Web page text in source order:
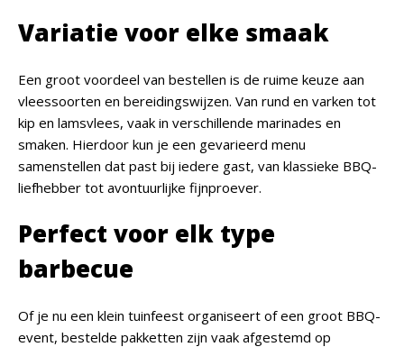
Variatie voor elke smaak
Een groot voordeel van bestellen is de ruime keuze aan
vleessoorten en bereidingswijzen. Van rund en varken tot
kip en lamsvlees, vaak in verschillende marinades en
smaken. Hierdoor kun je een gevarieerd menu
samenstellen dat past bij iedere gast, van klassieke BBQ-
liefhebber tot avontuurlijke fijnproever.
Perfect voor elk type
barbecue
Of je nu een klein tuinfeest organiseert of een groot BBQ-
event, bestelde pakketten zijn vaak afgestemd op